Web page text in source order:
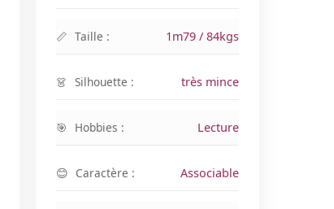
Taille : 1m79 / 84kgs
Silhouette : très mince
Hobbies : Lecture
Caractère : Associable